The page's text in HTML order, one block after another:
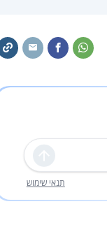
שליחה
תנאי שימוש